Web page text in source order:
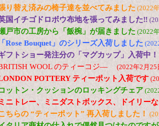
り替え済みの椅子達を並べてみました (2022
国イチゴドロボウ布地を張ってみました‼
戸市の工房から「飯椀」が届きました (2022
「Rose Bouquet」のシリーズ入荷しました
フトショー発注分の「マグカップ」入荷中！
WOOL のティーコジ― (2022年2月25
POTTERY ティーポット入荷です
ットン・クッションのロッキングチェア
ミニトレー、ミニダストボックス、ドイリー
ちらの “ティーポット” 再入荷しました！